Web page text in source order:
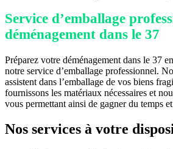
Service d’emballage
déménagement dans le 37
Préparez votre déménagement dans le 37
notre service d’emballage professionnel.
assistent dans l’emballage de vos biens
fournissons les matériaux nécessaires et
vous permettant ainsi de gagner du temps
Nos services à votre